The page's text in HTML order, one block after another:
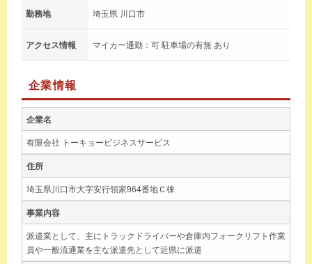
勤務地 埼玉県 川口市
アクセス情報 マイカー通勤：可 駐車場の有無 あり
企業情報
企業名
有限会社 トーキョービジネスサービス
住所
埼玉県川口市大字安行領家964番地Ｃ棟
事業内容
派遣業として、主にトラックドライバーや倉庫内フォークリフト作業
員や一般流通業を主な派遣先として近県に派遣